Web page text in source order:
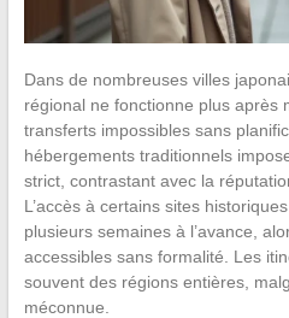
Dans de nombreuses villes
régional ne fonctionne plus après
transferts impossibles sans
hébergements traditionnels
strict, contrastant avec la
L’accès à certains sites
plusieurs semaines à l’avance,
accessibles sans formalité. Les
souvent des régions entières,
méconnue.